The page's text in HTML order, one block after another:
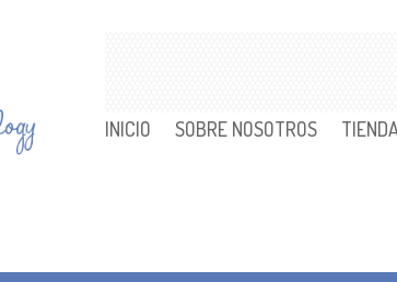
INICIO SOBRE NOSOTROS